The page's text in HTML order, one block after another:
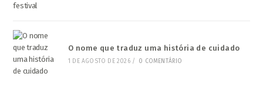
O nome que traduz uma história de cuidado
1 DE AGOSTO DE 2026 / 0 COMENTÁRIO